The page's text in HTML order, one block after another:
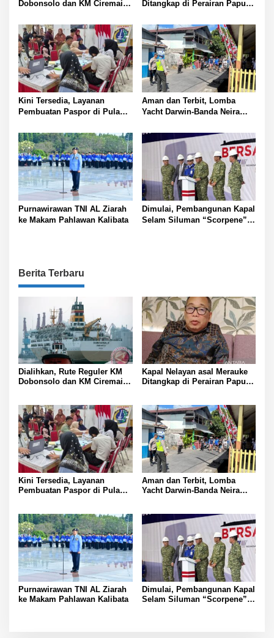
Dobonsolo dan KM Ciremai
Ditangkap di Perairan Papua
Kini Tersedia, Layanan
Pembuatan Paspor di Pulau
Aman dan Terbit, Lomba
Yacht Darwin-Banda Neira
Purnawirawan TNI AL Ziarah
ke Makam Pahlawan Kalibata
Dimulai, Pembangunan Kapal
Selam Siluman “Scorpene”
Berita Terbaru
Dialihkan, Rute Reguler KM
Dobonsolo dan KM Ciremai
Kapal Nelayan asal Merauke
Ditangkap di Perairan Papua
Kini Tersedia, Layanan
Pembuatan Paspor di Pulau
Aman dan Terbit, Lomba
Yacht Darwin-Banda Neira
Purnawirawan TNI AL Ziarah
ke Makam Pahlawan Kalibata
Dimulai, Pembangunan Kapal
Selam Siluman “Scorpene”